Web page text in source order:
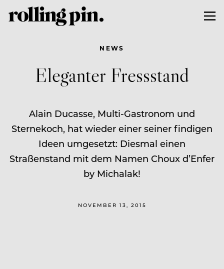
NEWS
Eleganter Fressstand
Alain Ducasse, Multi-Gastronom und
Sternekoch, hat wieder einer seiner findigen
Ideen umgesetzt: Diesmal einen
Straßenstand mit dem Namen Choux d’Enfer
by Michalak!
NOVEMBER 13, 2015